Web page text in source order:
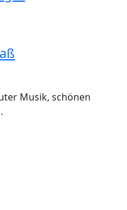
Musik, schönen